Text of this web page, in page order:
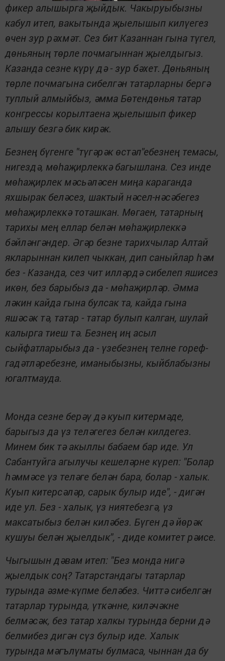
фикер алышырга җыйдык. Чакыруыбызны
кабул итеп, вакытында җыелышып килүегез
өчен зур рәхмәт. Сез бит Казаннан гына түгел,
дөньяның төрле почмагыннан җыелдыгыз.
Казанда сезне күрү дә - зур бәхет. Дөньяның
төрле почмагына сибелгән татарларны бергә
туплый алмыйбыз, әмма Бөтендөнья татар
конгрессы корылтаена җыелышып фикер
алышу безгә бик кирәк.
Безнең бүгенге "түгәрәк өстәл"ебезнең темасы,
нигездә, мөһаҗирлеккә багышлана. Сез инде
мөһаҗирлек мәсьәләсен миңа караганда
яхшырак беләсез, шактый нәсел-нәсәбегез
мөһаҗирлеккә тоташкан. Мөгаен, татарның
тарихы мең еллар белән мөһаҗирлеккә
бәйләнгәндер. Әгәр безне тарихчылар Алтай
якларыннан килеп чыккан, дип саныйлар һәм
без - Казанда, сез чит илләрдә сибелеп яшисез
икөн, без барыбыз да - мөһаҗирләр. Әмма
ләкин кайда гына булсак та, кайда гына
яшәсәк тә, татар - татар булып калган, шулай
калырга тиеш тә. Безнең иң асыл
сыйфатларыбыз да - үзебезнең телне гореф-
гадәтләребезне, иманыбызны, кыйблабызны
югалтмауда.
Монда сезне берәү дә куып китермәде,
барыгыз да үз теләгегез белән килдегез.
Минем бик тә акыллы бабаем бар иде. Ул
Сабантуйга агылучы кешеләрне күреп: "Болар
һәммәсе үз теләге белән бара, болар - халык.
Куып китерсәләр, сарык булыр иде", - дигән
иде ул. Без - халык, үз ниятебезгә, үз
максатыбыз белән киләбез. Бүген дә йөрәк
кушуы белән җыелдык", - диде комитет рәисе.
Чыгышын дәвам итеп: "Без монда нигә
җыелдык соң? Татарстандагы татарлар
турында әзме-күпме беләбез. Читтә сибелгән
татарлар турында, үткәнне, киләчәкне
белмәсәк, без татар халкы турында берни дә
белмибез дигән сүз булыр иде. Халык
турында мәгълүматы булмаса, чыннан да бу